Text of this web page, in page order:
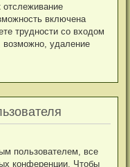
отслеживание
включена
трудности со входом
удаление
пользователем, все
конференции. Чтобы